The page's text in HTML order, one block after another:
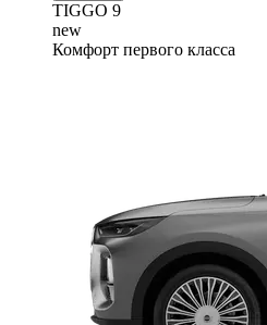
TIGGO 9
new
Комфорт первого класса